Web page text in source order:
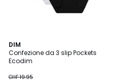
DIM
Confezione da 3 slip Pockets
Ecodim
CHF 19.95
4.1
/ 5
5
Colori